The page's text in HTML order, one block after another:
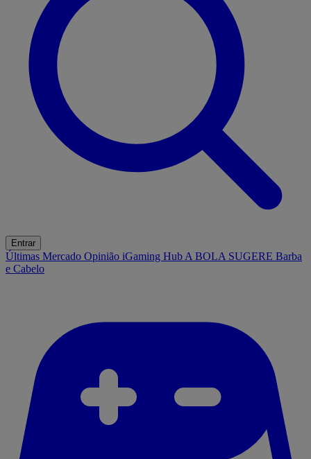
Entrar
Últimas Mercado Opinião iGaming Hub A BOLA SUGERE Barba
e Cabelo